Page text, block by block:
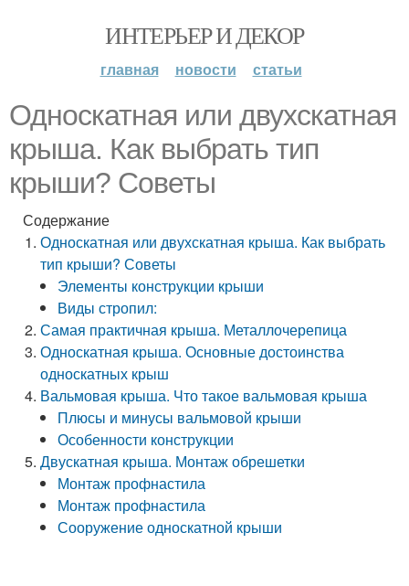
ИНТЕРЬЕР И ДЕКОР
главная новости статьи
Односкатная или двухскатная
крыша. Как выбрать тип
крыши? Советы
Содержание
Односкатная или двухскатная крыша. Как выбрать
тип крыши? Советы
Элементы конструкции крыши
Виды стропил:
Самая практичная крыша. Металлочерепица
Односкатная крыша. Основные достоинства
односкатных крыш
Вальмовая крыша. Что такое вальмовая крыша
Плюсы и минусы вальмовой крыши
Особенности конструкции
Двускатная крыша. Монтаж обрешетки
Монтаж профнастила
Монтаж профнастила
Сооружение односкатной крыши